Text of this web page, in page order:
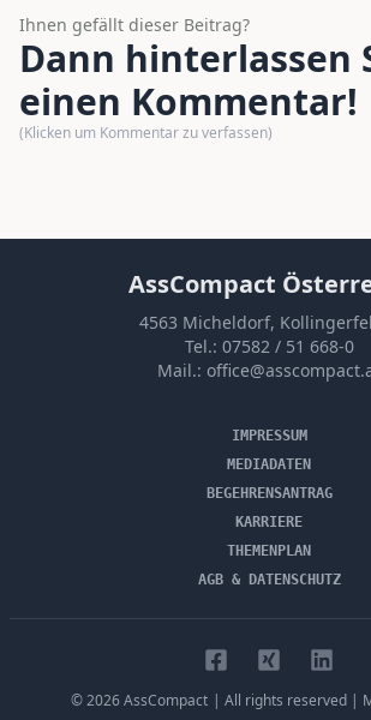
Ihnen gefällt dieser Beitrag?
Dann hinterlassen
einen Kommentar!
(Klicken um Kommentar zu verfassen)
AssCompact
4563 Micheldorf,
Tel.: 07582 / 51 668-0
Mail.:
IMPRESSUM
MEDIADATEN
BEGEHRENSANTRAG
KARRIERE
THEMENPLAN
AGB & DATENSCHUTZ
©2026 AssCompact | All rights reserved |